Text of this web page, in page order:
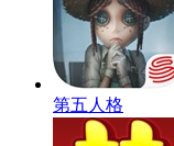
第五人格